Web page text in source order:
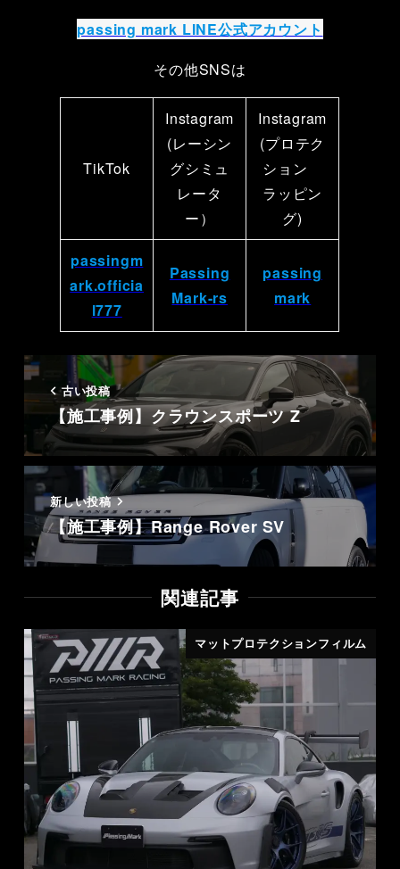
passing mark LINE公式アカウント
その他SNSは
TikTok
Instagram
(レーシン
グシミュ
レータ
ー）
Instagram
(プロテク
ション
ラッピン
グ)
passingm
ark.officia
l777
Passing
Mark-rs
passing
mark
古い投稿
【施工事例】クラウンスポーツ Z
新しい投稿
【施工事例】Range Rover SV
関連記事
マットプロテクションフィルム